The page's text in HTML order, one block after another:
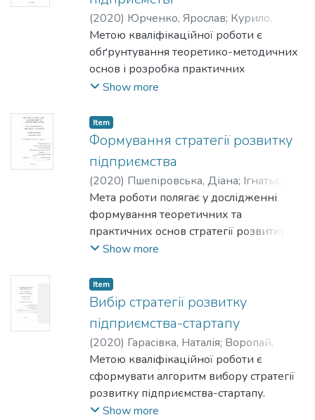
(2020) Юрченко, Ярослав; Курило,
Людмила
Метою кваліфікаційної роботи є
обґрунтування теоретико-методичних
основ і розробка практичних
рекомендацій щодо запровадження
реальних ринкових умовах з
використанням сучасних інноваційних
рішень.
Show more
Item
Формування стратегії розвитку
підприємства
(2020) Пшепіровська, Діана; Ігнатьєва,
Ірина
Мета роботи полягає у дослідженні
формування теоретичних та
практичних основ стратегії розвитку
підприємства та внесенні
стратегії підприємства ТОВ "Джубл
СНГ".
Show more
Item
Вибір стратегії розвитку
підприємства-стартапу
(2020) Гарасівка, Наталія; Воропай,
Ольга
Метою кваліфікаційної роботи є
сформувати алгоритм вибору стратегії
розвитку підприємства-стартапу.
Show more